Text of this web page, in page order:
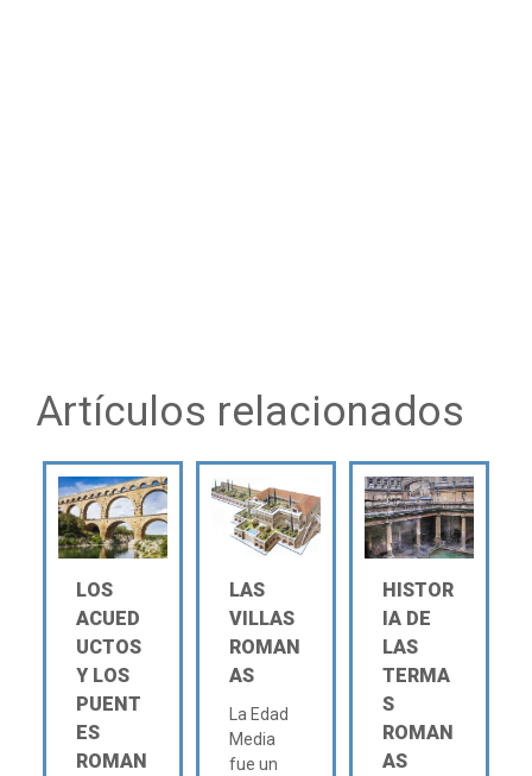
Artículos relacionados
LOS
ACUED
UCTOS
Y LOS
PUENT
ES
ROMAN
LAS
VILLAS
ROMAN
AS
La Edad
Media
fue un
HISTOR
IA DE
LAS
TERMA
S
ROMAN
AS